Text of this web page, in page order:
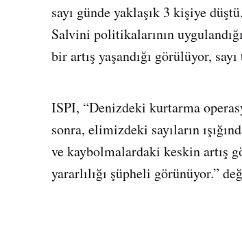
sayı günde yaklaşık 3 kişiye
Salvini politikalarının
bir artış yaşandığı görülüyor,
ISPI, “Denizdeki kurtarma
sonra, elimizdeki sayıların
ve kaybolmalardaki keskin artış
yararlılığı şüpheli görünüyor.”